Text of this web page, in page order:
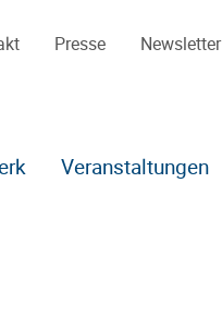
Presse Newsletter
Veranstaltungen